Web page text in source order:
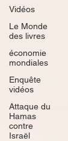
Vidéos
Le Monde
des livres
économie
mondiales
Enquête
vidéos
Attaque du
Hamas
contre
Israël